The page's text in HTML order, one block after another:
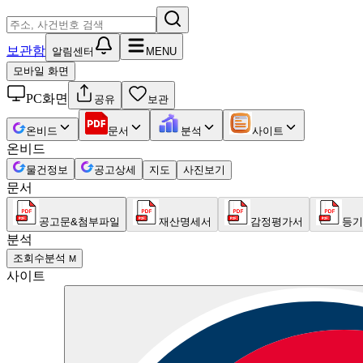
보관함 알림센터
MENU
모바일 화면
PC화면 공유 보관
온비드 문서 분석 사이트
온비드
물건정보 공고상세 지도 사진보기
문서
공고문&첨부파일 재산명세서 감정평가서 등
분석
조회수분석 M
사이트